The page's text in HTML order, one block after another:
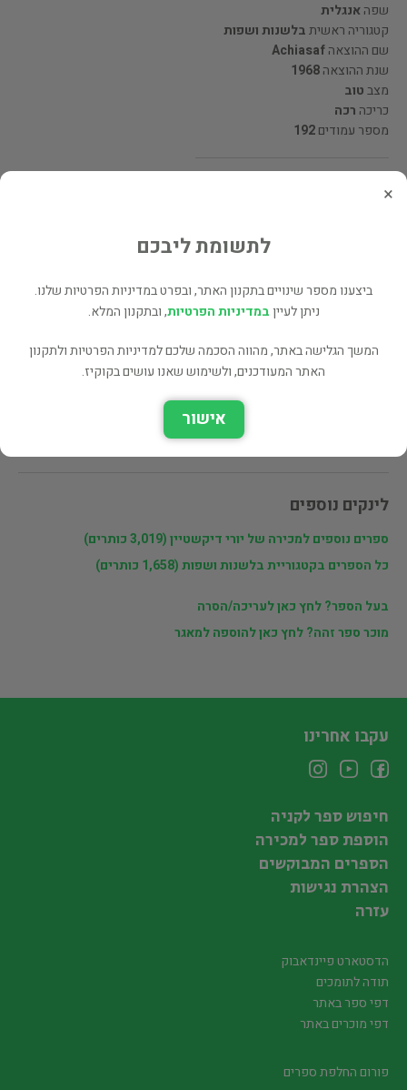
שפהאנגלית
קטגוריה ראשיתבלשנות ושפות
שם ההוצאהAchiasaf
שנת ההוצאה1968
מצבטוב
כריכה רכה
מספר עמודים192
לינקים נוספים
ספרים נוספים למכירה של יורי דיקשטיין (3,019 כותרים)
כל הספרים בקטגוריית בלשנות ושפות (1,658 כותרים)
בעל הספר? לחץ כאן לעריכה/הסרה
מוכר ספר זהה? לחץ כאן להוספה למאגר
×
לתשומת ליבכם
ביצענו מספר שינויים בתקנון האתר, ובפרט במדיניות הפרטיות שלנו.
ניתן לעייןבמדיניות הפרטיות, ובתקנון המלא.
המשך הגלישה באתר, מהווה הסכמה שלכם למדיניות הפרטיות ולתקנון
האתר המעודכנים, ולשימוש שאנו עושים בקוקיז.
אישור
עקבו אחרינו
חיפוש ספר לקניה
הוספת ספר למכירה
הספרים המבוקשים
הצהרת נגישות
עזרה
הדסטארט פיינדאבוק
תודה לתומכים
דפי ספר באתר
דפי מוכרים באתר
פורום החלפת ספרים